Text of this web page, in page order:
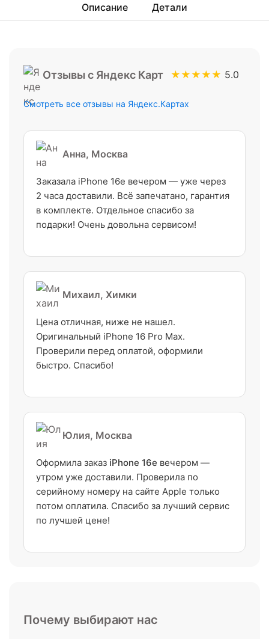
Описание Детали
Отзывы с Яндекс Карт ★★★★★ 5.0
Смотреть все отзывы на Яндекс.Картах
Анна, Москва
Заказала iPhone 16e вечером — уже через
2 часа доставили. Всё запечатано, гарантия
в комплекте. Отдельное спасибо за
подарки! Очень довольна сервисом!
Михаил, Химки
Цена отличная, ниже не нашел.
Оригинальный iPhone 16 Pro Max.
Проверили перед оплатой, оформили
быстро. Спасибо!
Юлия, Москва
Оформила заказ iPhone 16e вечером —
утром уже доставили. Проверила по
серийному номеру на сайте Apple только
потом оплатила. Спасибо за лучший сервис
по лучшей цене!
Почему выбирают нас